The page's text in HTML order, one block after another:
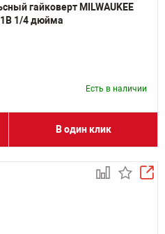
гайковерт MILWAUKEE
1/4 дюйма
Есть в наличии
В один клик